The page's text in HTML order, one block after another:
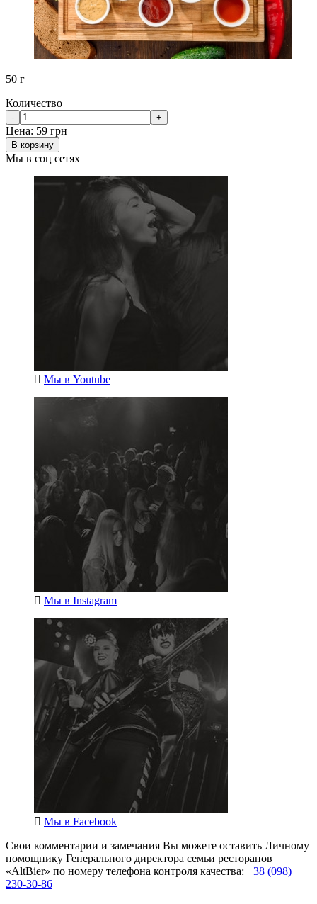
50 г
Количество
- +
Цена: 59 грн
В корзину
Мы в соц сетях
Мы в Youtube
Мы в Instagram
Мы в Facebook
Свои комментарии и замечания Вы можете оставить Личному
помощнику Генерального директора семьи ресторанов
«AltBier» по номеру телефона контроля качества: +38 (098)
230-30-86